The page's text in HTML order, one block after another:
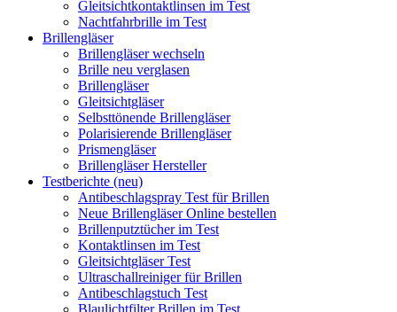
Gleitsichtkontaktlinsen im Test
Nachtfahrbrille im Test
Brillengläser
Brillengläser wechseln
Brille neu verglasen
Brillengläser
Gleitsichtgläser
Selbsttönende Brillengläser
Polarisierende Brillengläser
Prismengläser
Brillengläser Hersteller
Testberichte (neu)
Antibeschlagspray Test für Brillen
Neue Brillengläser Online bestellen
Brillenputztücher im Test
Kontaktlinsen im Test
Gleitsichtgläser Test
Ultraschallreiniger für Brillen
Antibeschlagstuch Test
Blaulichtfilter Brillen im Test